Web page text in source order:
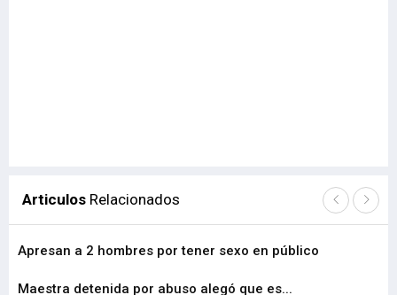
Articulos Relacionados
Apresan a 2 hombres por tener sexo en público
Maestra detenida por abuso alegó que es...